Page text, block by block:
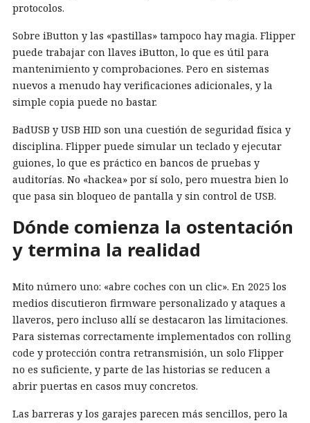
protocolos.
Sobre iButton y las «pastillas» tampoco hay magia. Flipper
puede trabajar con llaves iButton, lo que es útil para
mantenimiento y comprobaciones. Pero en sistemas
nuevos a menudo hay verificaciones adicionales, y la
simple copia puede no bastar.
BadUSB y USB HID son una cuestión de seguridad física y
disciplina. Flipper puede simular un teclado y ejecutar
guiones, lo que es práctico en bancos de pruebas y
auditorías. No «hackea» por sí solo, pero muestra bien lo
que pasa sin bloqueo de pantalla y sin control de USB.
Dónde comienza la ostentación
y termina la realidad
Mito número uno: «abre coches con un clic». En 2025 los
medios discutieron firmware personalizado y ataques a
llaveros, pero incluso allí se destacaron las limitaciones.
Para sistemas correctamente implementados con rolling
code y protección contra retransmisión, un solo Flipper
no es suficiente, y parte de las historias se reducen a
abrir puertas en casos muy concretos.
Las barreras y los garajes parecen más sencillos, pero la